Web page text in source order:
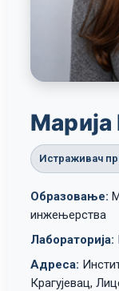
Марија
Истраживач
Образовање:
инжењерства
Лабораторија:
Адреса:
Крагујевац,